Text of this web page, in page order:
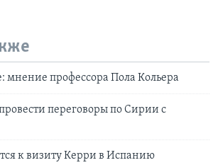
мнение профессора Пола Кольера
переговоры по Сирии с
к визиту Керри в Испанию